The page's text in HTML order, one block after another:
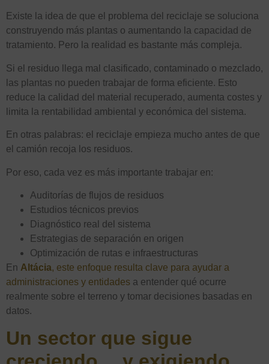
Existe la idea de que el problema del reciclaje se soluciona
construyendo más plantas o aumentando la capacidad de
tratamiento. Pero la realidad es bastante más compleja.
Si el residuo llega mal clasificado, contaminado o mezclado,
las plantas no pueden trabajar de forma eficiente. Esto
reduce la calidad del material recuperado, aumenta costes y
limita la rentabilidad ambiental y económica del sistema.
En otras palabras: el reciclaje empieza mucho antes de que
el camión recoja los residuos.
Por eso, cada vez es más importante trabajar en:
Auditorías de flujos de residuos
Estudios técnicos previos
Diagnóstico real del sistema
Estrategias de separación en origen
Optimización de rutas e infraestructuras
En Altácia, este enfoque resulta clave para ayudar a
administraciones y entidades a entender qué ocurre
realmente sobre el terreno y tomar decisiones basadas en
datos.
Un sector que sigue